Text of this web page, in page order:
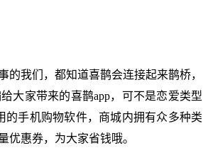
的我们，都知道喜鹊会连接起来鹊桥，
大家带来的喜鹊app，可不是恋爱类型
的手机购物软件，商城内拥有众多种类
优惠券，为大家省钱哦。